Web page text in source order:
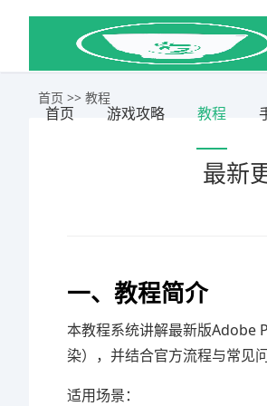
首页 游戏攻略 教程
首页 >> 教程
最新
一、教程简介
本教程系统讲解最新版Adobe
染），并结合官方流程与常见
适用场景：